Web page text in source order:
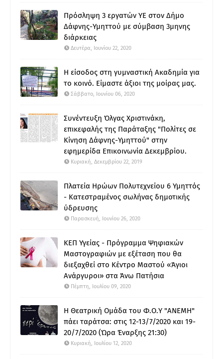
Πρόσληψη 3 εργατών ΥΕ στον Δήμο
Δάφνης-Υμηττού με σύμβαση 3μηνης
διάρκειας
Δευτέρα, Ιουνίου 22, 2020
Η είσοδος στη γυμναστική Ακαδημία για
το κοινό. Είμαστε άξιοι της μοίρας μας.
Σάββατο, Ιουνίου 06, 2020
Συνέντευξη Όλγας Χριστινάκη,
επικεφαλής της Παράταξης "Πολίτες σε
Κίνηση Δάφνης-Υμηττού" στην
εφημερίδα Επικοινωνία Δεκεμβρίου.
Κυριακή, Δεκεμβρίου 22, 2019
Πλατεία Ηρώων Πολυτεχνείου 6 Υμηττός
- Κατεστραμένος σωλήνας δημοτικής
ύδρευσης
Παρασκευή, Ιουνίου 26, 2020
ΚΕΠ Υγείας - Πρόγραμμα Ψηφιακών
Μαστογραφιών με εξέταση που θα
διεξαχθεί στο Κέντρο Μαστού «Άγιοι
Ανάργυροι» στα Άνω Πατήσια
Πέμπτη, Ιουλίου 09, 2020
Η Θεατρική Ομάδα του Φ.Ο.Υ "ΑΝΕΜΗ"
πάει ταράτσα: στις 12-13/7/2020 και 19-
20/7/2020 (Ώρα Έναρξης 21:30)
Κυριακή, Ιουλίου 12, 2020